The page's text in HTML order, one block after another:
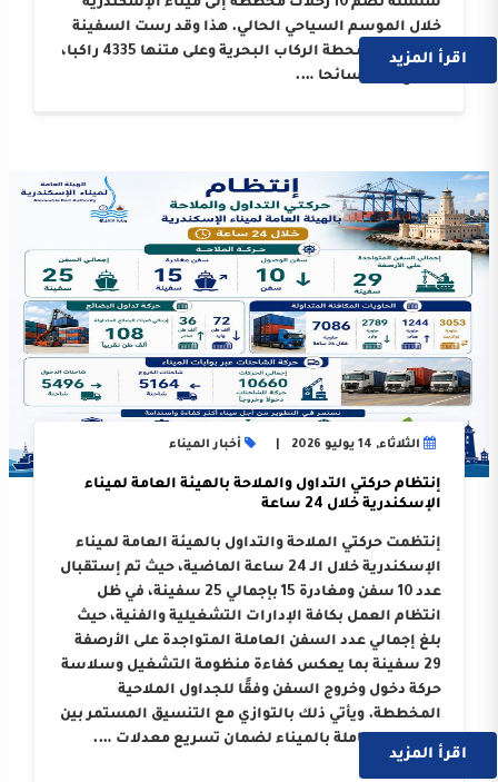
سلسلة تضم 10 رحلات مخططة إلى ميناء الإسكندرية
خلال الموسم السياحي الحالي. هذا وقد رست السفينة
على أرصفة محطة الركاب البحرية وعلى متنها 4335 راكبا،
اقرأ المزيد
الثلاثاء, 14 يوليو 2026 أخبار الميناء
إنتظام حركتي التداول والملاحة بالهيئة العامة لميناء
الإسكندرية خلال 24 ساعة
إنتظمت حركتي الملاحة والتداول بالهيئة العامة لميناء
الإسكندرية خلال الـ 24 ساعة الماضية، حيث تم إستقبال
عدد 10 سفن ومغادرة 15 بإجمالي 25 سفينة، في ظل
انتظام العمل بكافة الإدارات التشغيلية والفنية، حيث
بلغ إجمالي عدد السفن العاملة المتواجدة على الأرصفة
29 سفينة بما يعكس كفاءة منظومة التشغيل وسلاسة
حركة دخول وخروج السفن وفقًا للجداول الملاحية
المخططة. ويأتي ذلك بالتوازي مع التنسيق المستمر بين
الجهات العاملة بالميناء لضمان تسريع معدلات ….
اقرأ المزيد